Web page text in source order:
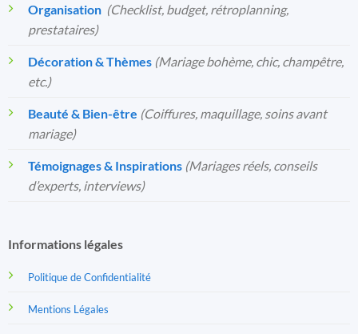
Organisation️ (Checklist, budget, rétroplanning,
prestataires)
Décoration & Thèmes (Mariage bohème, chic, champêtre,
etc.)
Beauté & Bien-être (Coiffures, maquillage, soins avant
mariage)
Témoignages & Inspirations (Mariages réels, conseils
d’experts, interviews)
Informations légales
Politique de Confidentialité
Mentions Légales